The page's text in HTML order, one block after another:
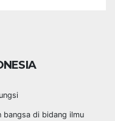
bangsa di bidang ilmu